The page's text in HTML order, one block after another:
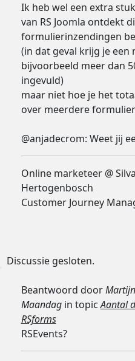
Ik heb wel een extra
van RS Joomla ontdekt
formulierinzendingen
(in dat geval krijg je een
bijvoorbeeld meer dan
ingevuld)
maar niet hoe je het
over meerdere
@anjadecrom: Weet jij
Online marketeer @
Hertogenbosch
Customer Journey
Discussie gesloten.
Beantwoord doorMartijn
Maandagin topicAantal
RSforms
RSEvents?